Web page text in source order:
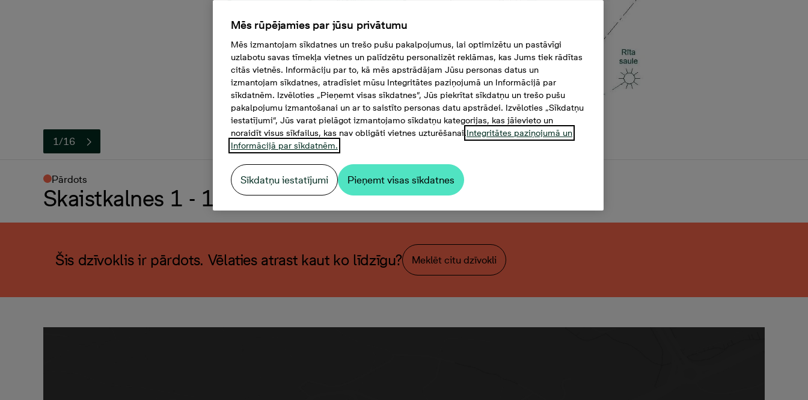
1/16
Pārdots
Skaistkalnes 1 - 10, 2 -istabu dzīvoklis, Platība 48,7 m²
Šis dzīvoklis ir pārdots. Vēlaties atrast kaut ko līdzīgu? Meklēt citu dzīvokli
Mēs rūpējamies par jūsu privātumu
Mēs izmantojam sīkdatnes un trešo pušu pakalpojumus, lai optimizētu un pastāvīgi
uzlabotu savas tīmekļa vietnes un palīdzētu personalizēt reklāmas, kas Jums tiek rādītas
citās vietnēs. Informāciju par to, kā mēs apstrādājam Jūsu personas datus un
izmantojam sīkdatnes, atradīsiet mūsu Integritātes paziņojumā un Informācijā par
sīkdatnēm. Izvēloties „Pieņemt visas sīkdatnes”, Jūs piekrītat sīkdatņu un trešo pušu
pakalpojumu izmantošanai un ar to saistīto personas datu apstrādei. Izvēloties „Sīkdatņu
iestatījumi”, Jūs varat pielāgot izmantojamo sīkdatņu kategorijas, kas jāievieto un
noraidīt visus sīkfailus, kas nav obligāti vietnes uzturēšanai.Integritātes paziņojumā un
Informācijā par sīkdatnēm.
Sīkdatņu iestatījumi Pieņemt visas sīkdatnes